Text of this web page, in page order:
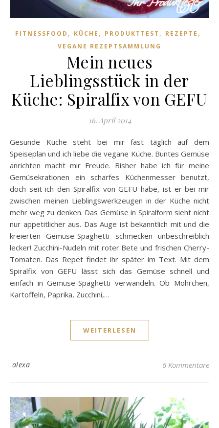
FITNESSFOOD , KÜCHE , PRODUKTTEST , REZEPTE ,
VEGANE REZEPTSAMMLUNG
Mein neues
Lieblingsstück in der
Küche: Spiralfix von GEFU
16. April 2014
Gesunde Küche steht bei mir fast täglich auf dem
Speiseplan und ich liebe die vegane Küche. Buntes Gemüse
anrichten macht mir Freude. Bisher habe ich für meine
Gemüsekrationen ein scharfes Küchenmesser benutzt,
doch seit ich den Spiralfix von GEFU habe, ist er bei mir
zwischen meinen Lieblingswerkzeugen in der Küche nicht
mehr weg zu denken. Das Gemüse in Spiralform sieht nicht
nur appetitlicher aus. Das Auge ist bekanntlich mit und die
kreierten Gemüse-Spaghetti schmecken unbeschreiblich
lecker! Zucchini-Nudeln mit roter Bete und frischen Cherry-
Tomaten. Das Repet findet ihr später im Text. Mit dem
Spiralfix von GEFU lässt sich das Gemüse schnell und
einfach in Gemüse-Spaghetti verwandeln. Ob Möhrchen,
Kartoffeln, Paprika, Zucchini,…
WEITERLESEN
alexa 6 Kommentare